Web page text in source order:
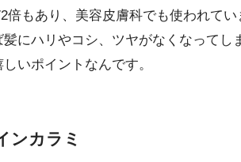
倍もあり、美容皮膚科でも使われて
髪にハリやコシ、ツヤがなくなってし
いポイントなんです。
ンカラミ